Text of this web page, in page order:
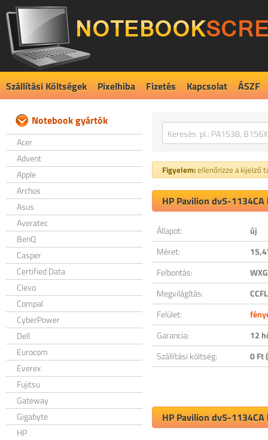
Szállítási Költségek Pixelhiba Fizetés Kapcsolat ÁSZF
Notebook gyártók
Acer
Advent
Apple
Archos
Asus
Averatec
BenQ
Casper
Certified Data
Clevo
Compal
CyberPower
Dell
Eurocom
Everex
Fujitsu
Gateway
Gigabyte
HP
Figyelem:ellenőrizze a kijelző
HP Pavilion dv5-
Állapot:
új
Méret:
Felbontás:
Megvilágítás:
CCFL
Felület:
Garancia:
12
Szállítási költség:
0 Ft
HP Pavilion dv5-